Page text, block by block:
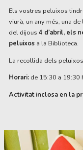
Els vostres peluixos
viurà, un any més, una
del dijous 4 d’abril, els
peluixos a la Biblioteca.
La recollida dels
Horari: de 15:30 a 19:30
Activitat inclosa en la